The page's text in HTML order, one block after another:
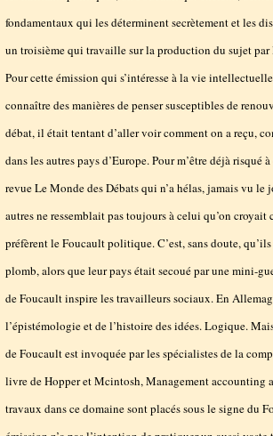
fondamentaux qui les déterminent secrètement et les
un troisième qui travaille sur la production du sujet par
Pour cette émission qui s’intéresse à la vie
connaître des manières de penser susceptibles de
débat, il était tentant d’aller voir comment on a reçu,
dans les autres pays d’Europe. Pour m’être déjà
revue Le Monde des Débats qui n’a hélas, jamais vu le
autres ne ressemblait pas toujours à celui qu’on
préfèrent le Foucault politique. C’est, sans doute,
plomb, alors que leur pays était secoué par une mini-
de Foucault inspire les travailleurs sociaux. En
l’épistémologie et de l’histoire des idées. Logique.
de Foucault est invoquée par les spécialistes de la
livre de Hopper et Mcintosh, Management accounting
travaux dans ce domaine sont placés sous le signe du